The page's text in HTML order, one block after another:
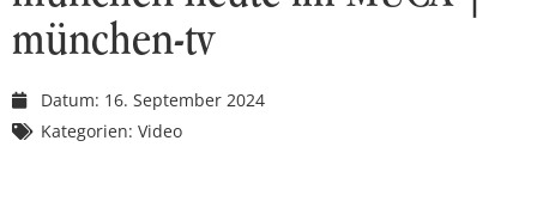
münchen-tv
Datum: 16. September 2024
Kategorien: Video